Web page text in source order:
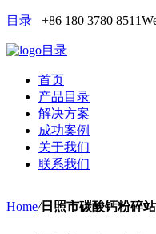
目录 +86 180 3780 8511
目录
首页
产品目录
解决方案
成功案例
关于我们
联系我们
Home/日照市碳酸钙粉碎